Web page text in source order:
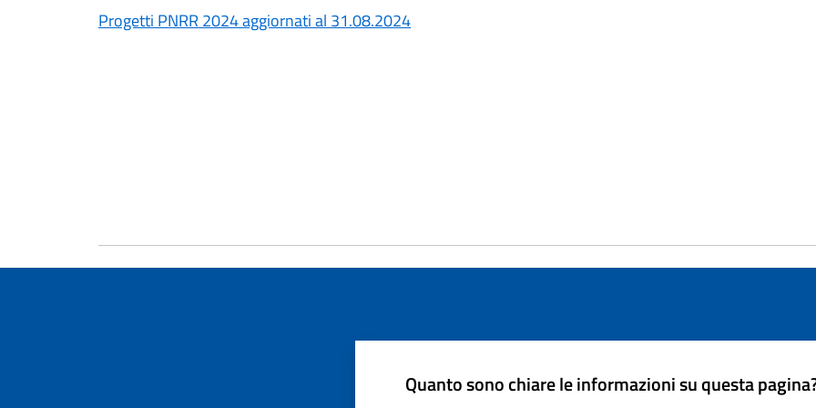
Progetti PNRR 2024 aggiornati al 31.08.2024
Quanto sono chiare le informazioni su questa